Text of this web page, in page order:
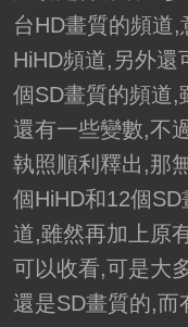
台HD畫質的頻道
HiHD頻道,另外還
個SD畫質的頻道,
還有一些變數,不
執照順利釋出,那
個HiHD和12個
道,雖然再加上原
可以收看,可是大
還是SD畫質的,而